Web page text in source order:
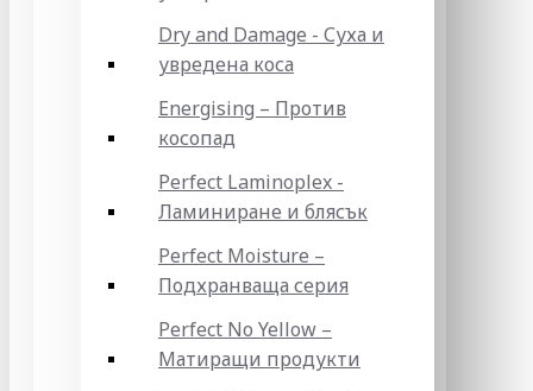
Dry and Damage - Суха и
увредена коса
Energising – Против
косопад
Perfect Laminoplex -
Ламиниране и блясък
Perfect Moisture –
Подхранваща серия
Perfect No Yellow –
Матиращи продукти